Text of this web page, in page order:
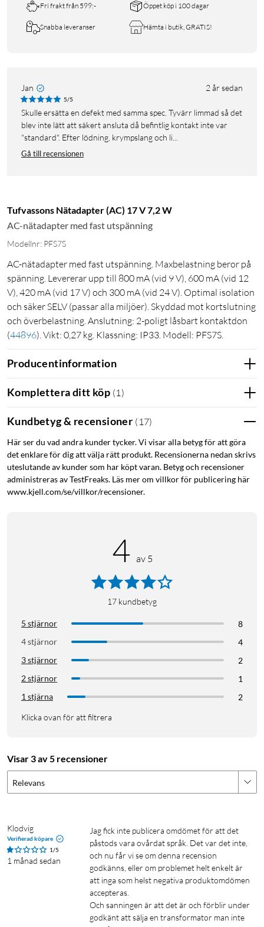
Fri frakt från 599:- Öppet köp i 100 dagar
Snabba leveranser Hämta i butik, GRATIS!
Jan 2 år sedan
5/5
Skulle ersätta en defekt med samma spec. Tyvärr limmad så det
blev inte lätt att säkert ansluta då befintlig kontakt inte var
"standard". Efter lödning, krympslang och li...
Gå till recensionen
Tufvassons Nätadapter (AC) 17 V 7,2 W
AC-nätadapter med fast utspänning
Modellnr: PFS7S
AC-nätadapter med fast utspänning. Maxbelastning beror på
spänning. Levererar upp till 800 mA (vid 9 V), 600 mA (vid 12
V), 420 mA (vid 17 V) och 300 mA (vid 24 V). Optimal isolation
och säker SELV (passar alla miljöer). Skyddad mot kortslutning
och överbelastning. Anslutning: 2-poligt låsbart kontaktdon
(44896) . Vikt: 0,27 kg. Klassning: IP33. Modell: PFS7S.
Producentinformation
Komplettera ditt köp (1)
Kundbetyg & recensioner ( 17)
Här ser du vad andra kunder tycker. Vi visar alla betyg för att göra
det enklare för dig att välja rätt produkt. Recensionerna nedan skrivs
uteslutande av kunder som har köpt varan. Betyg och recensioner
administreras av TestFreaks. Läs mer om villkor för publicering här
www.kjell.com/se/villkor/recensioner.
4 av 5
17 kundbetyg
5 stjärnor
8
4 stjärnor
4
3 stjärnor
2
2 stjärnor
1
1 stjärna
2
Klicka ovan för att filtrera
Visar 3 av 5 recensioner
Relevans
Klodvig
Verifierad köpare
1/5
1 månad sedan
Jag fick inte publicera omdömet för att det
påstods vara ovårdat språk. Det var det inte,
och nu får vi se om denna recension
godkänns, eller om problemet helt enkelt är
att inga som helst negativa produktomdömen
accepteras.
Och sanningen är att det är och förblir under
godkänt att sälja en transformator man inte